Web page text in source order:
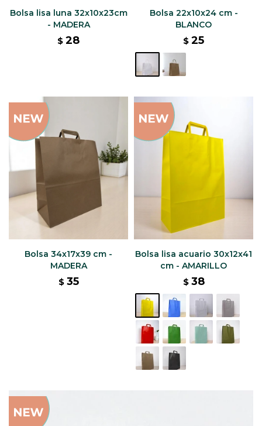
Bolsa lisa luna 32x10x23cm
- MADERA
$ 28
Bolsa 22x10x24 cm -
BLANCO
$ 25
Bolsa 34x17x39 cm -
MADERA
$ 35
Bolsa lisa acuario 30x12x41
cm - AMARILLO
$ 38